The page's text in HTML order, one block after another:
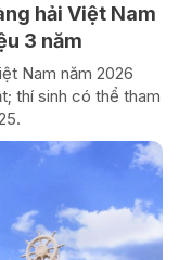
hải Việt Nam
3 năm
Nam năm 2026
thí sinh có thể tham